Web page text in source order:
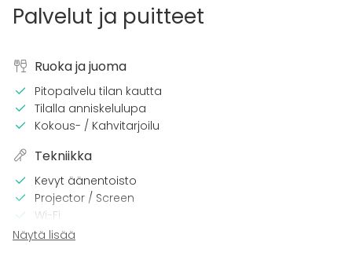
Palvelut ja puitteet
Ruoka ja juoma
Pitopalvelu tilan kautta
Tilalla anniskelulupa
Kokous- / Kahvitarjoilu
Tekniikka
Kevyt äänentoisto
Projector / Screen
Wi-Fi
Videokonferenssivälineet
Näytä lisää